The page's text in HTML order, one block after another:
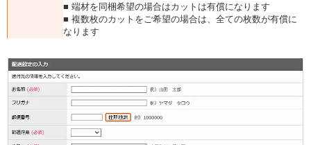
■ 端材を同梱希望の場合はカットは有償になります
■ 複数枚のカットをご希望の場合は、全ての枚数が有償に
なります